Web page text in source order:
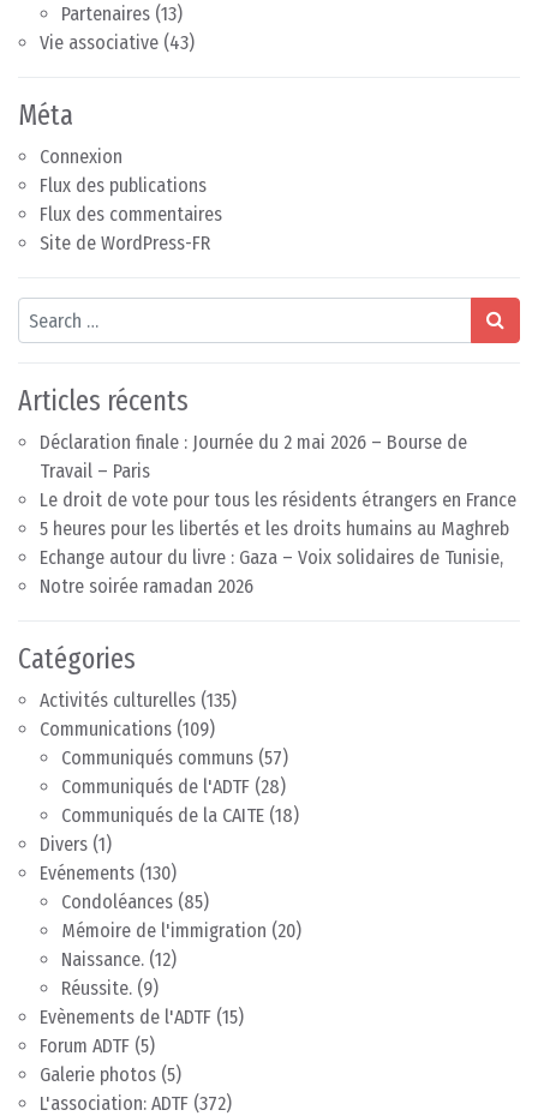
Partenaires (13)
Vie associative (43)
Méta
Connexion
Flux des publications
Flux des commentaires
Site de WordPress-FR
Search
Articles récents
Déclaration finale : Journée du 2 mai 2026 – Bourse de
Travail – Paris
Le droit de vote pour tous les résidents étrangers en France
5 heures pour les libertés et les droits humains au Maghreb
Echange autour du livre : Gaza – Voix solidaires de Tunisie,
Notre soirée ramadan 2026
Catégories
Activités culturelles (135)
Communications (109)
Communiqués communs (57)
Communiqués de l'ADTF (28)
Communiqués de la CAITE (18)
Divers (1)
Evénements (130)
Condoléances (85)
Mémoire de l'immigration (20)
Naissance. (12)
Réussite. (9)
Evènements de l'ADTF (15)
Forum ADTF (5)
Galerie photos (5)
L'association: ADTF (372)